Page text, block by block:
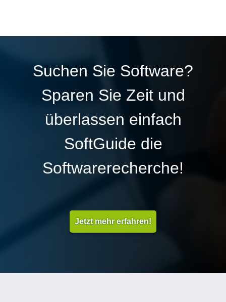
Suchen Sie Software?
Sparen Sie Zeit und
überlassen einfach
SoftGuide die
Softwarerecherche!
Jetzt mehr erfahren!